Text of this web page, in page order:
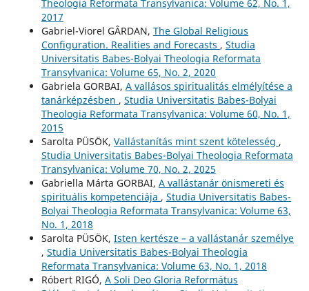
Theologia Reformata Transylvanica: Volume 62, No. 1,
2017
Gabriel-Viorel GÂRDAN, The Global Religious
Configuration. Realities and Forecasts , Studia
Universitatis Babes-Bolyai Theologia Reformata
Transylvanica: Volume 65, No. 2, 2020
Gabriela GORBAI, A vallásos spiritualitás elmélyítése a
tanárképzésben , Studia Universitatis Babes-Bolyai
Theologia Reformata Transylvanica: Volume 60, No. 1,
2015
Sarolta PÜSÖK, Vallástanítás mint szent kötelesség ,
Studia Universitatis Babes-Bolyai Theologia Reformata
Transylvanica: Volume 70, No. 2, 2025
Gabriella Márta GORBAI, A vallástanár önismereti és
spirituális kompetenciája , Studia Universitatis Babes-
Bolyai Theologia Reformata Transylvanica: Volume 63,
No. 1, 2018
Sarolta PÜSÖK, Isten kertésze – a vallástanár személye
, Studia Universitatis Babes-Bolyai Theologia
Reformata Transylvanica: Volume 63, No. 1, 2018
Róbert RIGÓ, A Soli Deo Gloria Református